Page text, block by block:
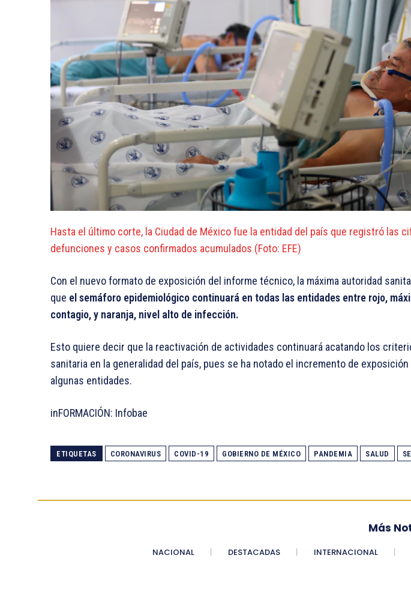
Hasta el último corte, la Ciudad de México fue la entidad del país que registró las
defunciones y casos confirmados acumulados (Foto: EFE)
Con el nuevo formato de exposición del informe técnico, la máxima autoridad
que el semáforo epidemiológico continuará en todas las entidades entre rojo,
contagio, y naranja, nivel alto de infección.
Esto quiere decir que la reactivación de actividades continuará acatando los
sanitaria en la generalidad del país, pues se ha notado el incremento de exposición
algunas entidades.
inFORMACIÓN: Infobae
ETIQUETAS CORONAVIRUS COVID-19 GOBIERNO DE MÉXICO PANDEMIA SALUD
Más
NACIONAL DESTACADAS INTERNACIONAL